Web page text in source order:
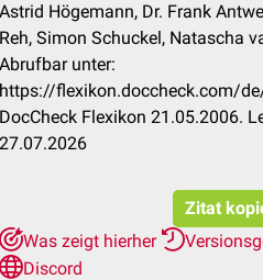
Astrid Högemann, Dr. Frank
Reh, Simon Schuckel, Natascha
Abrufbar unter:
https://flexikon.doccheck.com/
DocCheck Flexikon 21.05.2006.
27.07.2026
Zitat
Was zeigt hierher
Discord